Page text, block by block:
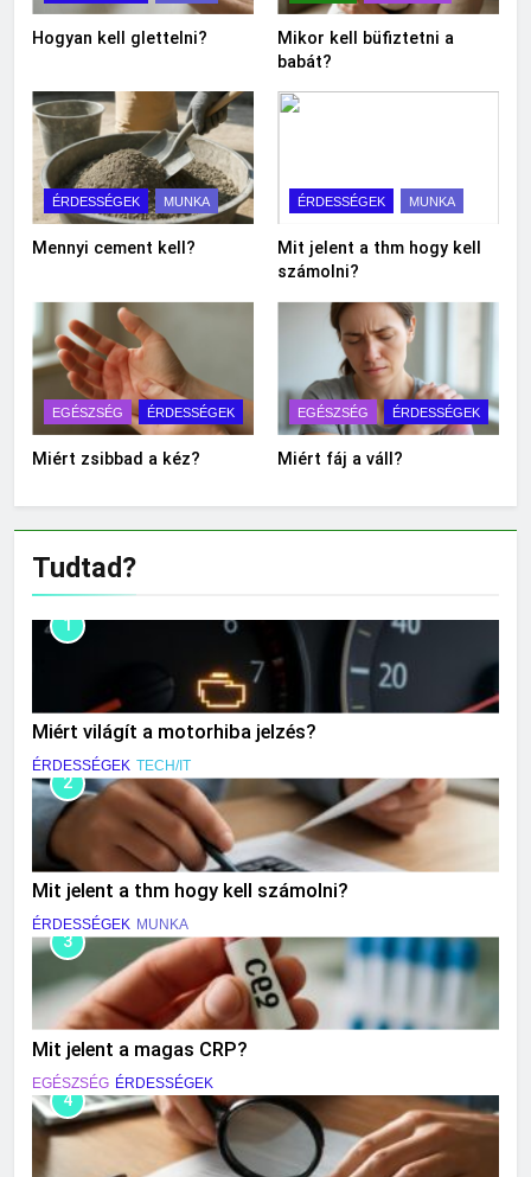
Hogyan kell glettelni?
Mikor kell büfiztetni a
babát?
ÉRDESSÉGEK MUNKA
Mennyi cement kell?
ÉRDESSÉGEK MUNKA
Mit jelent a thm hogy kell
számolni?
EGÉSZSÉG ÉRDESSÉGEK
Miért zsibbad a kéz?
EGÉSZSÉG ÉRDESSÉGEK
Miért fáj a váll?
Tudtad?
1
Miért világít a motorhiba jelzés?
ÉRDESSÉGEK TECH/IT
2
Mit jelent a thm hogy kell számolni?
ÉRDESSÉGEK MUNKA
3
Mit jelent a magas CRP?
EGÉSZSÉG ÉRDESSÉGEK
4